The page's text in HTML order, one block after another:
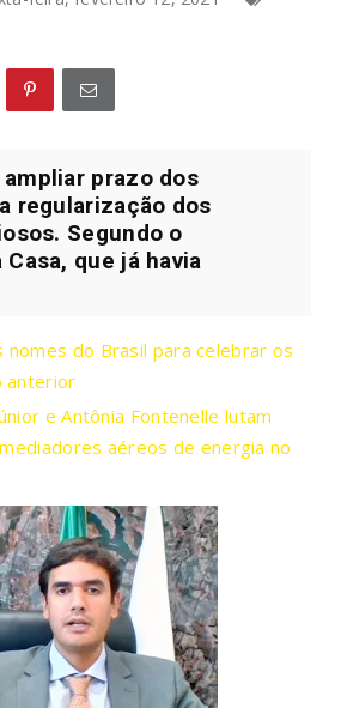
prazo dos
regularização dos
Segundo o
que já havia
nomes do Brasil para celebrar os
anterior
e Antônia Fontenelle lutam
aéreos de energia no